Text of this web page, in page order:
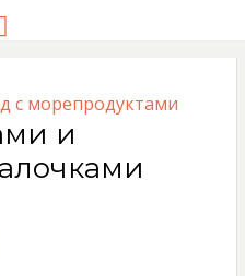
с морепродуктами
и